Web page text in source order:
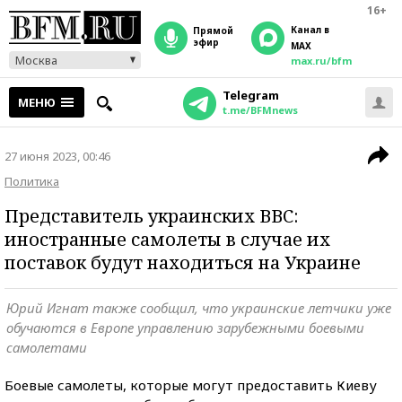
16+
Москва
прямой
эфир
Канал в
MAX
max.ru/bfm
МЕНЮ Telegram
t.me/BFMnews
27 июня 2023, 00:46
Политика
Представитель украинских ВВС:
иностранные самолеты в случае их
поставок будут находиться на Украине
Юрий Игнат также сообщил, что украинские летчики уже
обучаются в Европе управлению зарубежными боевыми
самолетами
Боевые самолеты, которые могут предоставить Киеву